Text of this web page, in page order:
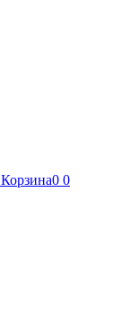
Корзина0 0